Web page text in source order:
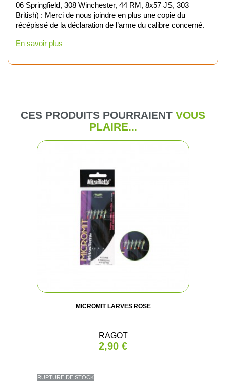
06 Springfield, 308 Winchester, 44 RM, 8x57 JS, 303
British) : Merci de nous joindre en plus une copie du
récépissé de la déclaration de l’arme du calibre concerné.
En savoir plus
CES PRODUITS POURRAIENT VOUS
PLAIRE...
MICROMIT LARVES ROSE
RAGOT
2,90 €
RUPTURE DE STOCK